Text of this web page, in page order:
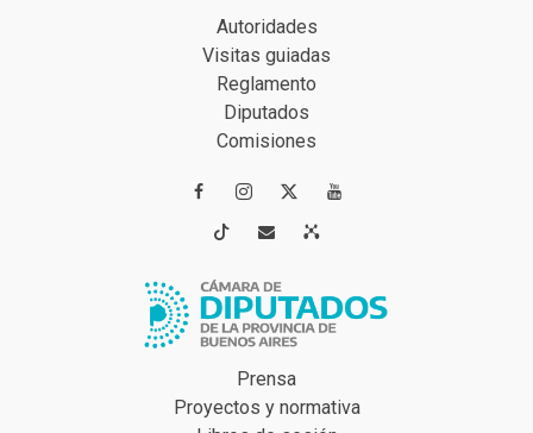
Autoridades
Visitas guiadas
Reglamento
Diputados
Comisiones
 
 
Prensa
Proyectos y normativa